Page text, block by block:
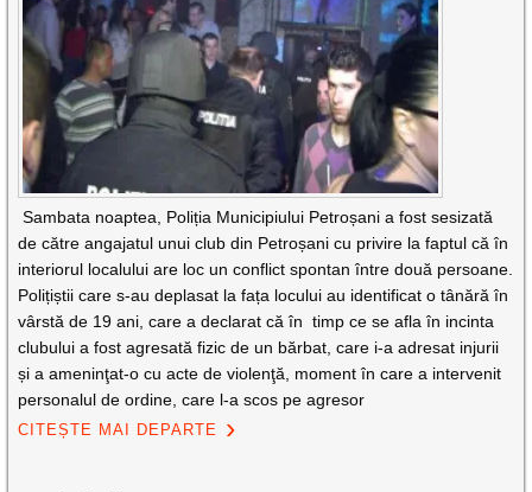
Sambata noaptea, Poliția Municipiului Petroșani a fost sesizată
de către angajatul unui club din Petroșani cu privire la faptul că în
interiorul localului are loc un conflict spontan între două persoane.
Polițiștii care s-au deplasat la fața locului au identificat o tânără în
vârstă de 19 ani, care a declarat că în timp ce se afla în incinta
clubului a fost agresată fizic de un bărbat, care i-a adresat injurii
și a ameninţat-o cu acte de violenţă, moment în care a intervenit
personalul de ordine, care l-a scos pe agresor
CITEȘTE MAI DEPARTE